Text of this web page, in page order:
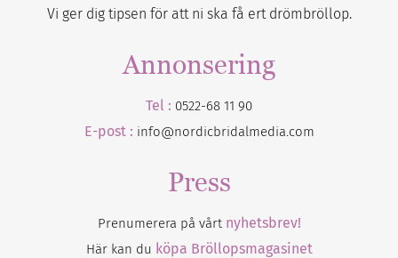
Vi ger dig tipsen för att ni ska få ert drömbröllop.
Annonsering
Tel : 0522-68 11 90
E-post : info@nordicbridalmedia.com
Press
Prenumerera på vårt nyhetsbrev!
Här kan du köpa Bröllopsmagasinet